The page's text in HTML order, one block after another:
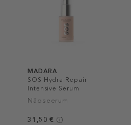
MADARA
SOS Hydra Repair
Intensive Serum
Näoseerum
31,50 €